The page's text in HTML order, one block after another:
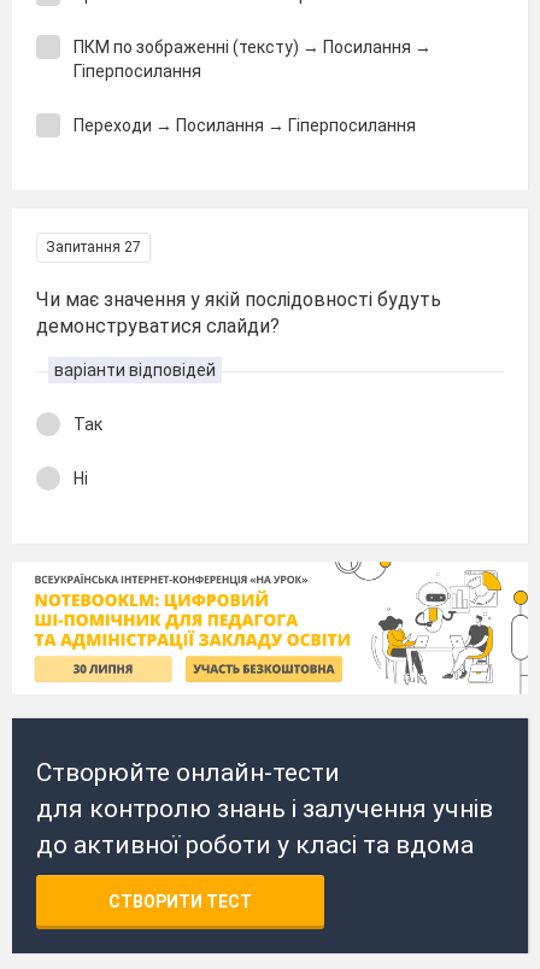
ПКМ по зображенні (тексту) → Посилання →
Гіперпосилання
Переходи → Посилання → Гіперпосилання
Запитання 27
Чи має значення у якій послідовності будуть
демонструватися слайди?
варіанти відповідей
Так
Ні
Створюйте онлайн-тести
для контролю знань і залучення учнів
до активної роботи у класі та вдома
СТВОРИТИ ТЕСТ